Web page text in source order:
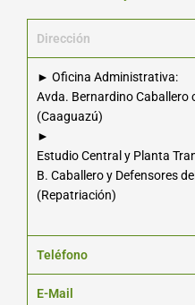
Dirección
► Oficina Administrativa:
Avda. Bernardino Caballero
(Caaguazú)
►
Estudio Central y Planta
B. Caballero y Defensores
(Repatriación)
Teléfono
E-Mail